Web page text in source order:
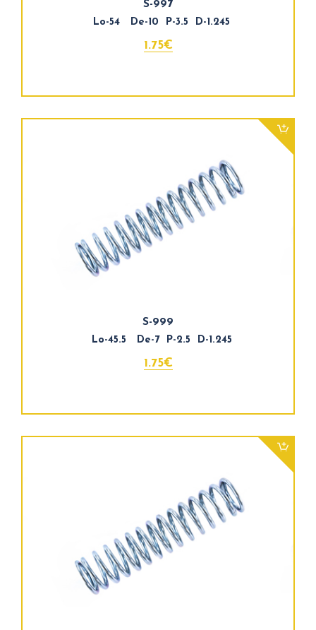
S-997
Lo-54 De-10 P-3.5 D-1.245
1.75€
S-999
Lo-45.5 De-7 P-2.5 D-1.245
1.75€